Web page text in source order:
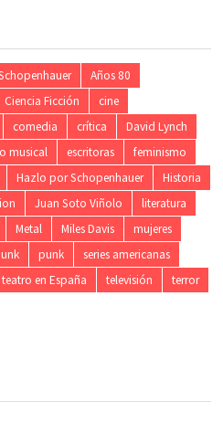
Años 80
Ciencia Ficción
cine
comedia crítica
David Lynch
musical escritoras
feminismo
Hazlo por Schopenhauer
Historia
Juan Soto Viñolo
literatura
Metal Miles Davis
mujeres
punk
series americanas
teatro en España televisión
terror